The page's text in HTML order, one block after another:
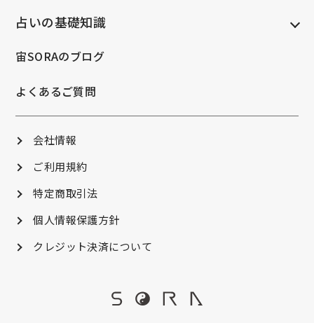
占いの基礎知識
宙SORAのブログ
よくあるご質問
会社情報
ご利用規約
特定商取引法
個人情報保護方針
クレジット決済について